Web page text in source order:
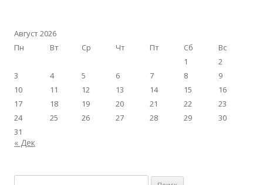
Август 2026
Пн
Вт Ср Чт Пт Сб
Вс
1
2
3
4 5 6 7 8
9
10
11 12 13 14 15
16
17
18 19 20 21 22
23
24
25 26 27 28 29
30
31
« Дек